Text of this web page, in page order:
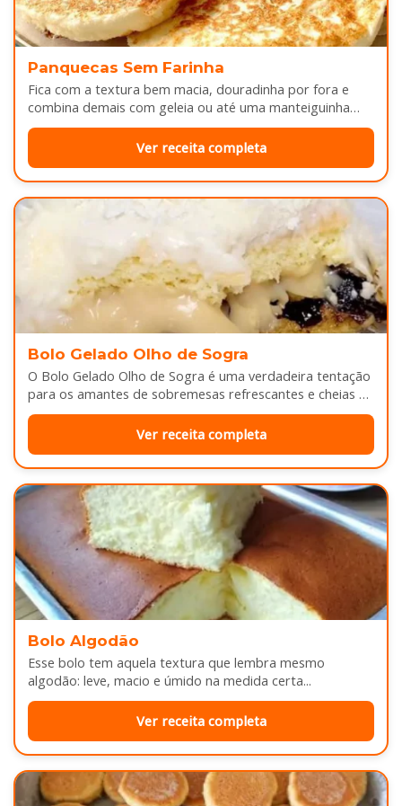
Panquecas Sem Farinha
Fica com a textura bem macia, douradinha por fora e
combina demais com geleia ou até uma manteiguinha
derretendo por cima...
Ver receita completa
Bolo Gelado Olho de Sogra
O Bolo Gelado Olho de Sogra é uma verdadeira tentação
para os amantes de sobremesas refrescantes e cheias de
sabor...
Ver receita completa
Bolo Algodão
Esse bolo tem aquela textura que lembra mesmo
algodão: leve, macio e úmido na medida certa...
Ver receita completa